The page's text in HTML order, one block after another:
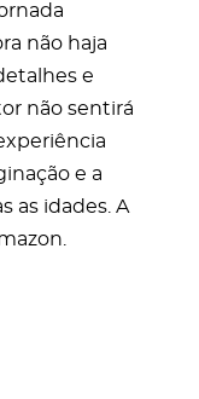
não haja
e
não sentirá
e a
as idades. A